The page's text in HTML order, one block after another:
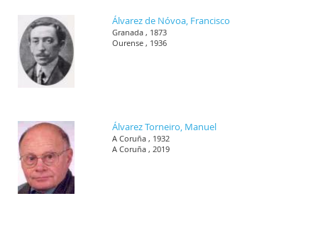
Álvarez de Nóvoa, Francisco
Granada , 1873
Ourense , 1936
Álvarez Torneiro, Manuel
A Coruña , 1932
A Coruña , 2019